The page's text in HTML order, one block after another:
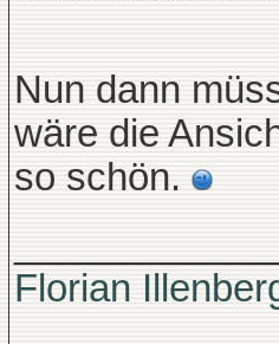
Nun dann
wäre die
so schön.
Florian